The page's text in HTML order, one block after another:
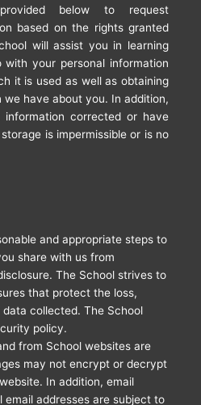
below to request
based on the rights granted
will assist you in learning
your personal information
it is used as well as obtaining
have about you. In addition,
corrected or have
is impermissible or is no
and appropriate steps to
share with us from
The School strives to
that protect the loss,
collected. The School
policy.
from School websites are
may not encrypt or decrypt
In addition, email
email addresses are subject to